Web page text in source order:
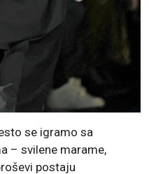
se igramo sa
– svilene marame,
postaju